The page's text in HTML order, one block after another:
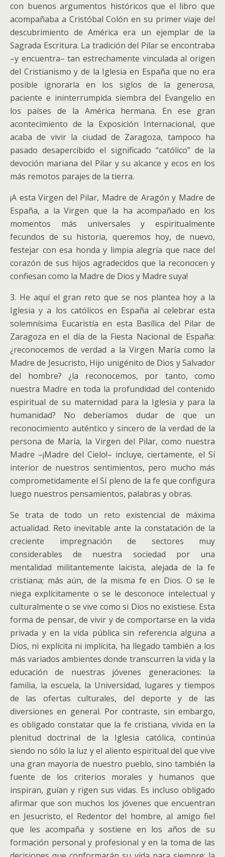
con buenos argumentos históricos que el libro que
acompañaba a Cristóbal Colón en su primer viaje del
descubrimiento de América era un ejemplar de la
Sagrada Escritura. La tradición del Pilar se encontraba
–y encuentra– tan estrechamente vinculada al origen
del Cristianismo y de la Iglesia en España que no era
posible ignorarla en los siglos de la generosa,
paciente e ininterrumpida siembra del Evangelio en
los países de la América hermana. En ese gran
acontecimiento de la Exposición Internacional, que
acaba de vivir la ciudad de Zaragoza, tampoco ha
pasado desapercibido el significado “católico” de la
devoción mariana del Pilar y su alcance y ecos en los
más remotos parajes de la tierra.
¡A esta Virgen del Pilar, Madre de Aragón y Madre de
España, a la Virgen que la ha acompañado en los
momentos más universales y espiritualmente
fecundos de su historia, queremos hoy, de nuevo,
festejar con esa honda y limpia alegría que nace del
corazón de sus hijos agradecidos que la reconocen y
confiesan como la Madre de Dios y Madre suya!
3. He aquí el gran reto que se nos plantea hoy a la
Iglesia y a los católicos en España al celebrar esta
solemnísima Eucaristía en esta Basílica del Pilar de
Zaragoza en el día de la Fiesta Nacional de España:
¿reconocemos de verdad a la Virgen María como la
Madre de Jesucristo, Hijo unigénito de Dios y Salvador
del hombre? ¿la reconocemos, por tanto, como
nuestra Madre en toda la profundidad del contenido
espiritual de su maternidad para la Iglesia y para la
humanidad? No deberíamos dudar de que un
reconocimiento auténtico y sincero de la verdad de la
persona de María, la Virgen del Pilar, como nuestra
Madre –¡Madre del Cielo!– incluye, ciertamente, el Sí
interior de nuestros sentimientos, pero mucho más
comprometidamente el Sí pleno de la fe que configura
luego nuestros pensamientos, palabras y obras.
Se trata de todo un reto existencial de máxima
actualidad. Reto inevitable ante la constatación de la
creciente impregnación de sectores muy
considerables de nuestra sociedad por una
mentalidad militantemente laicista, alejada de la fe
cristiana; más aún, de la misma fe en Dios. O se le
niega explícitamente o se le desconoce intelectual y
culturalmente o se vive como si Dios no existiese. Esta
forma de pensar, de vivir y de comportarse en la vida
privada y en la vida pública sin referencia alguna a
Dios, ni explícita ni implícita, ha llegado también a los
más variados ambientes donde transcurren la vida y la
educación de nuestras jóvenes generaciones: la
familia, la escuela, la Universidad, lugares y tiempos
de las ofertas culturales, del deporte y de las
diversiones en general. Por contraste, sin embargo,
es obligado constatar que la fe cristiana, vivida en la
plenitud doctrinal de la Iglesia católica, continúa
siendo no sólo la luz y el aliento espiritual del que vive
una gran mayoría de nuestro pueblo, sino también la
fuente de los criterios morales y humanos que
inspiran, guían y rigen sus vidas. Es incluso obligado
afirmar que son muchos los jóvenes que encuentran
en Jesucristo, el Redentor del hombre, al amigo fiel
que les acompaña y sostiene en los años de su
formación personal y profesional y en la toma de las